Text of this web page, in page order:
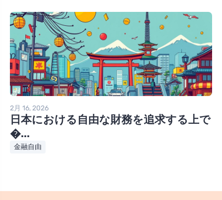
2月 16, 2026
日本における自由な財務を追求する上で
�...
金融自由